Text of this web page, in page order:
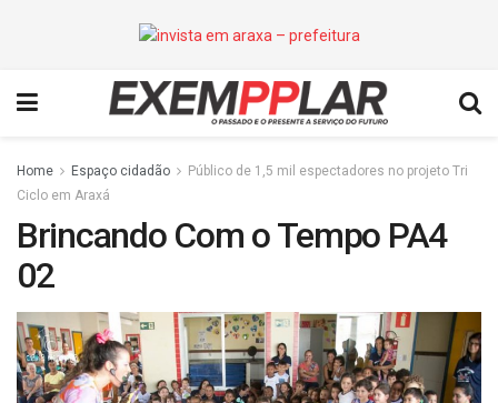
Home Espaço cidadão
Público de 1,5 mil espectadores no projeto Tri
Ciclo em Araxá
Brincando Com o Tempo PA4
02